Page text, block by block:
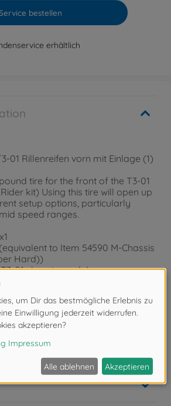
bestellen
erhältlich
01 Rillenreifen vorn mit Einlage (1)
tire for the front of the T3-01
kit) Using this tire will open up
setup options, particularly
speed ranges.
to Item 54590 M-Chassis
Hard))
01 chassis models.